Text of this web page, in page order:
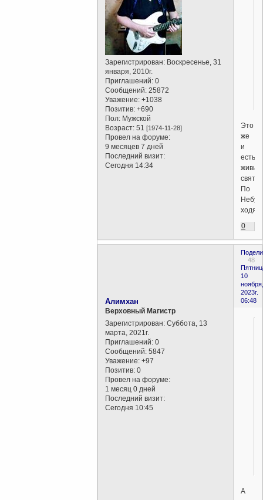
Зарегистрирован: Воскресенье, 31
января, 2010г.
Приглашений: 0
Сообщений: 25872
Уважение: +1038
Позитив: +690
Пол: Мужской
Возраст: 51[1974-11-28]
Провел на форуме:
9 месяцев 7 дней
Последний визит:
Сегодня 14:34
Это
же
и
есть
живые
По
Небу
ходят.
0
48
10
ноября,
2023г.
06:48
Алимхан
Верховный Магистр
Зарегистрирован: Суббота, 13
марта, 2021г.
Приглашений: 0
Сообщений: 5847
Уважение: +97
Позитив: 0
Провел на форуме:
1 месяц 0 дней
Последний визит:
Сегодня 10:45
А